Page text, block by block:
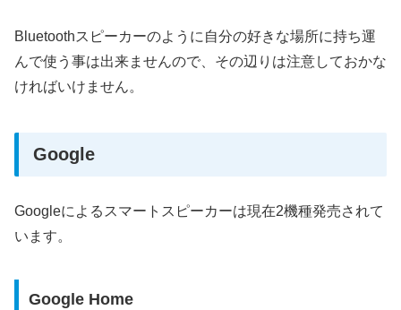
Bluetoothスピーカーのように自分の好きな場所に持ち運
んで使う事は出来ませんので、その辺りは注意しておかな
ければいけません。
Google
Googleによるスマートスピーカーは現在2機種発売されて
います。
Google Home